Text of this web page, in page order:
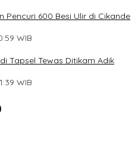
Pencuri 600 Besi Ulir di Cikande
WIB
Tapsel Tewas Ditikam Adik
WIB